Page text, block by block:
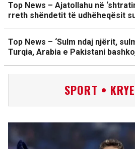
Top News – Ajatollahu në
rreth shëndetit të udhëheqësit
Top News – ‘Sulm ndaj njërit,
Turqia, Arabia e Pakistani
SPORT •